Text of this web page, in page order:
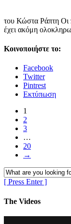
του Κώστα Ράπτη Οι
έχει ακόμη
Κοινοποιήστε το:
Facebook
Twitter
Pintrest
Εκτύπωση
1
2
3
…
20
→
[ Press Enter ]
The Videos